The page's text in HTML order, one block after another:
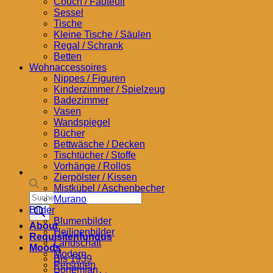
Products
search
About
Requisitenfundus
Moods
Bis 1939
Bohemian
Sessel
Tische
Kleine Tische / Säulen
Regal / Schrank
Betten
Wohnaccessoires
Nippes / Figuren
Kinderzimmer / Spielzeug
Badezimmer
Vasen
Wandspiegel
Bücher
Bettwäsche / Decken
Tischtücher / Stoffe
Vorhänge / Rollos
Zierpölster / Kissen
Mistkübel / Aschenbecher
Murano
Bilder
Blumenbilder
Heiligenbilder
Landschaft
Modern
Personen